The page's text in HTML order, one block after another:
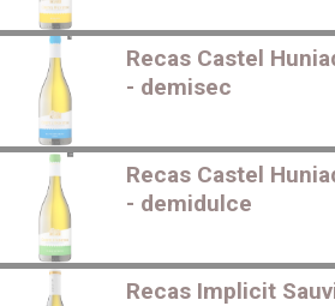
Recas Castel
- demisec
Recas Castel
- demidulce
Recas Implicit